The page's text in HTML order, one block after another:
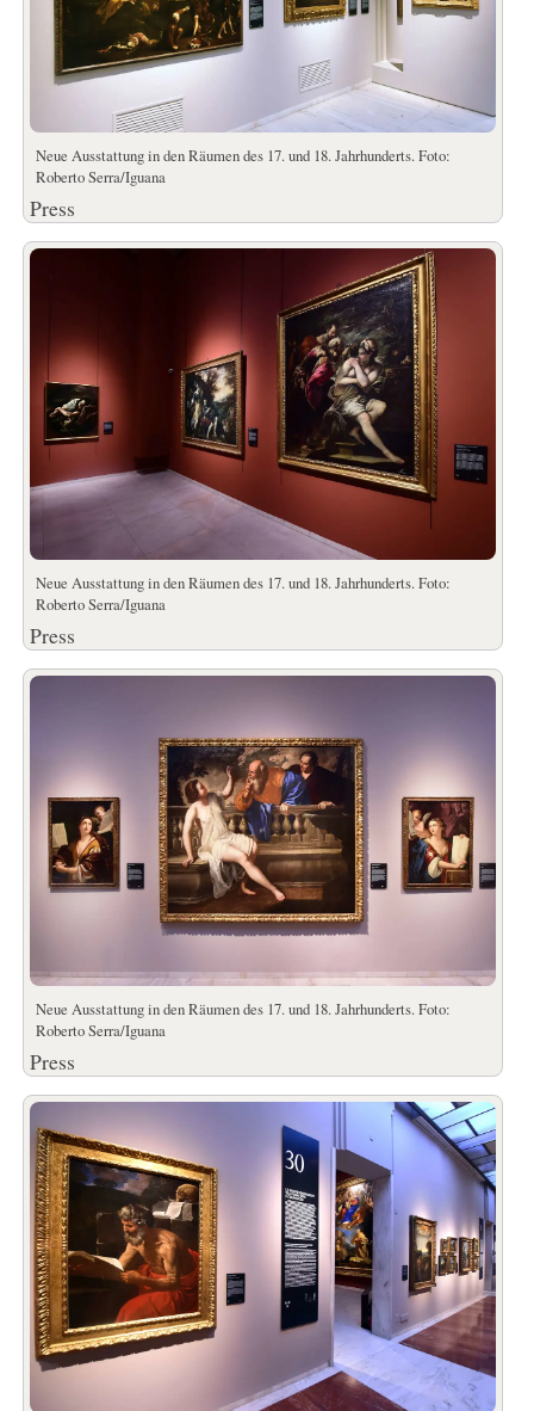
Neue Ausstattung in den Räumen des 17. und 18. Jahrhunderts. Foto:
Roberto Serra/Iguana
Press
Neue Ausstattung in den Räumen des 17. und 18. Jahrhunderts. Foto:
Roberto Serra/Iguana
Press
Neue Ausstattung in den Räumen des 17. und 18. Jahrhunderts. Foto:
Roberto Serra/Iguana
Press